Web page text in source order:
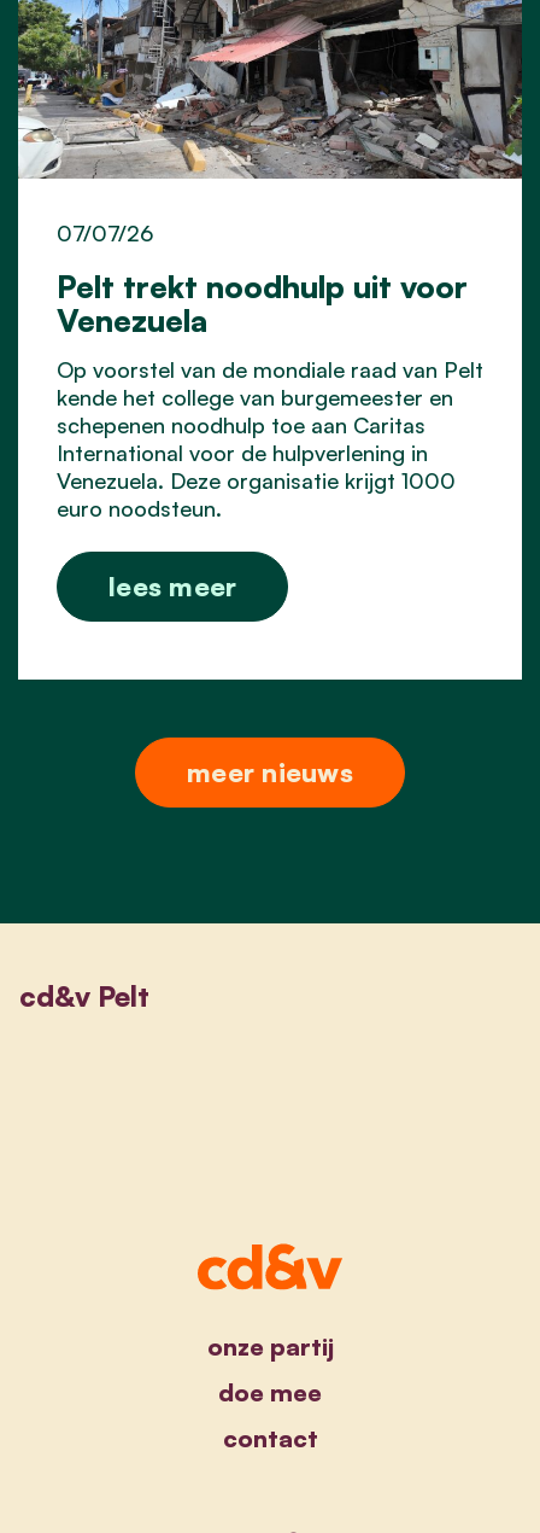
Pelt trekt noodhulp uit voor
Venezuela
07/07/26
Op voorstel van de mondiale raad van Pelt
kende het college van burgemeester en
schepenen noodhulp toe aan Caritas
International voor de hulpverlening in
Venezuela. Deze organisatie krijgt 1000
euro noodsteun.
lees meer
meer nieuws
cd&v Pelt
onze partij
doe mee
contact